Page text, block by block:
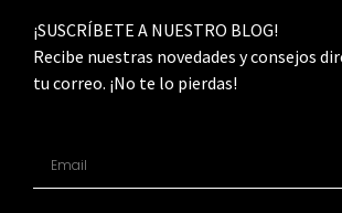
¡SUSCRÍBETE A NUESTRO BLOG!
Recibe nuestras novedades y consejos
tu correo. ¡No te lo pierdas!